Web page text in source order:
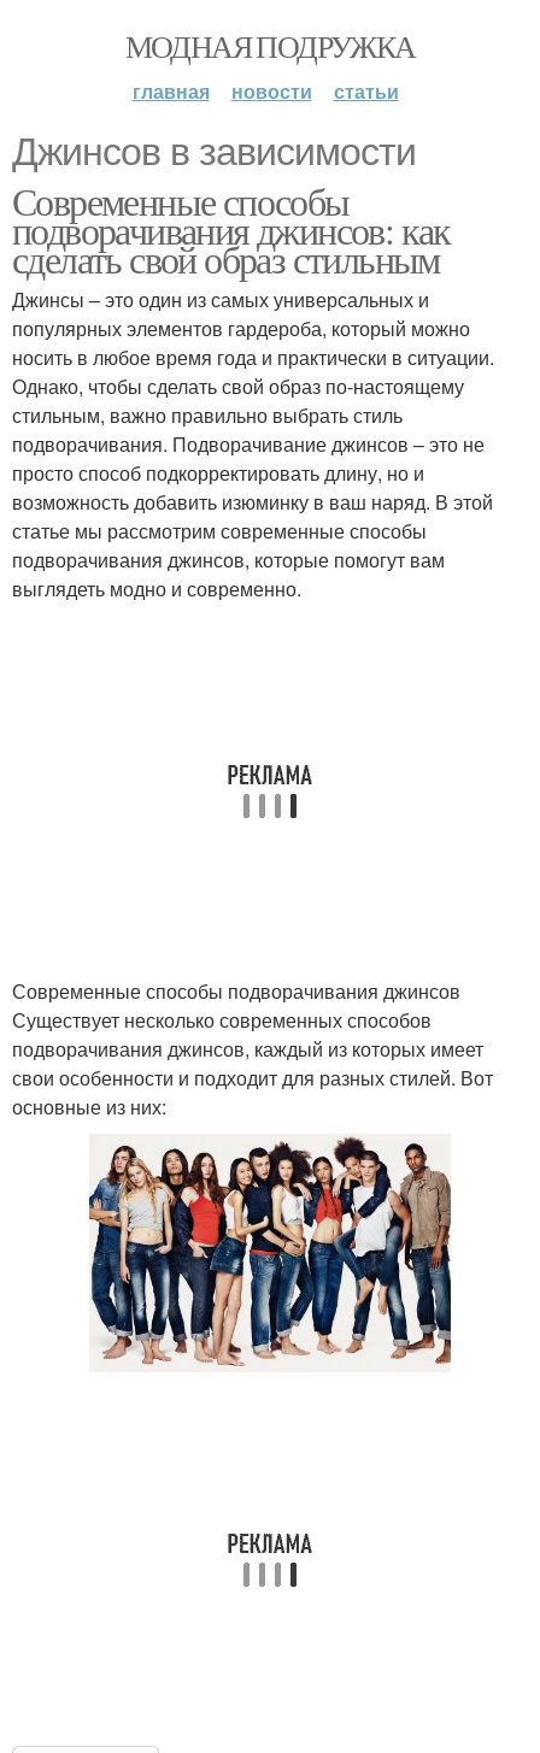
МОДНАЯ ПОДРУЖКА
главная новости статьи
Джинсов в зависимости
Современные способы
подворачивания джинсов: как
сделать свой образ стильным
Джинсы – это один из самых универсальных и
популярных элементов гардероба, который можно
носить в любое время года и практически в ситуации.
Однако, чтобы сделать свой образ по-настоящему
стильным, важно правильно выбрать стиль
подворачивания. Подворачивание джинсов – это не
просто способ подкорректировать длину, но и
возможность добавить изюминку в ваш наряд. В этой
статье мы рассмотрим современные способы
подворачивания джинсов, которые помогут вам
выглядеть модно и современно.
Современные способы подворачивания джинсов
Существует несколько современных способов
подворачивания джинсов, каждый из которых имеет
свои особенности и подходит для разных стилей. Вот
основные из них: